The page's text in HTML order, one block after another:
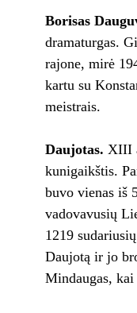
Borisas
dramaturgas.
rajone, mirė
kartu su
meistrais.
Daujotas. XIII
kunigaikštis.
buvo vienas iš
vadovavusių
1219
Daujotą ir jo
Mindaugas,